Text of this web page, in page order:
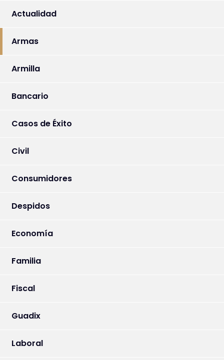
Actualidad
Armas
Armilla
Bancario
Casos de Éxito
Civil
Consumidores
Despidos
Economía
Familia
Fiscal
Guadix
Laboral